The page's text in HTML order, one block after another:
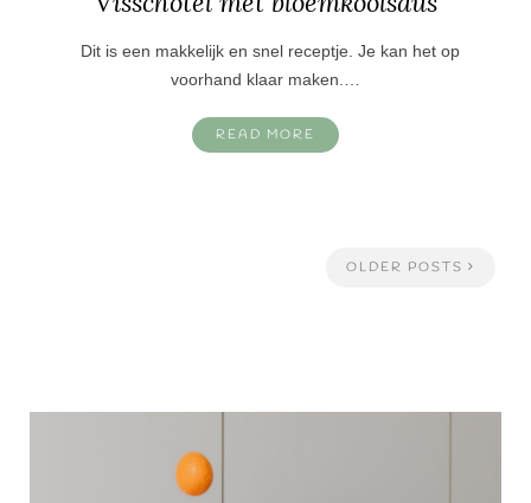
Dit is een makkelijk en snel receptje. Je kan het op
voorhand klaar maken.…
READ MORE
OLDER POSTS